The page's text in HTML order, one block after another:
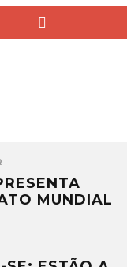
MUNDIAL